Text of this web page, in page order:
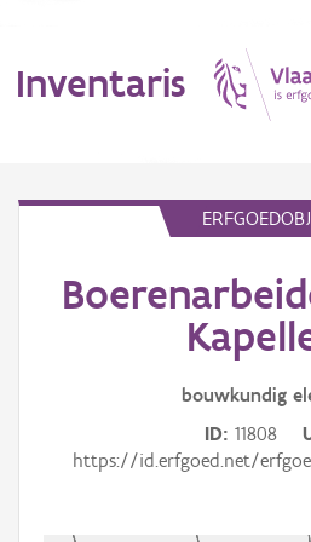
Inventaris
Erfgoedobject
bouwkundig
ID 11808
https://id.erfgoed.net/